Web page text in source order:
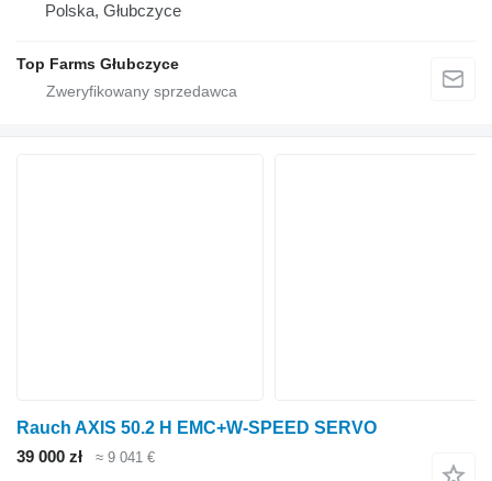
Polska, Głubczyce
Top Farms Głubczyce
Rauch AXIS 50.2 H EMC+W-SPEED SERVO
39 000 zł
≈ 9 041 €